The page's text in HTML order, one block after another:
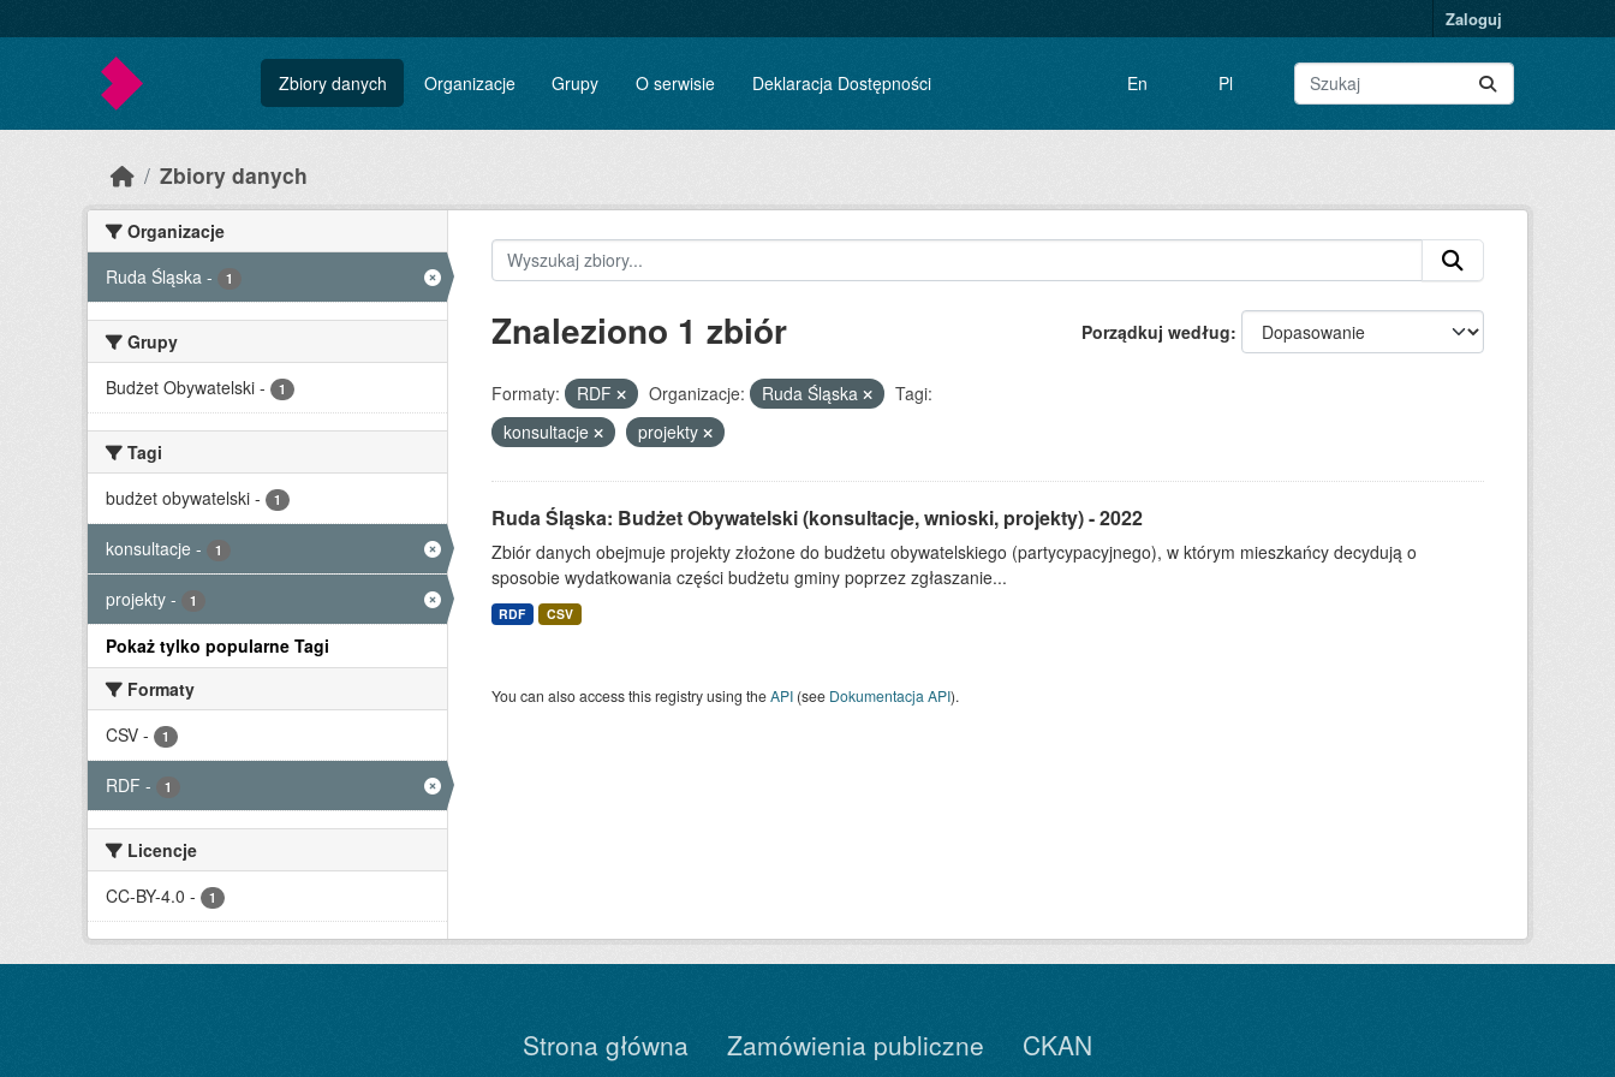
Zaloguj
Zbiory danych Organizacje Grupy O serwisie Deklaracja Dostępności En Pl
Zbiory danych
Organizacje
Ruda Śląska - 1
Grupy
Budżet Obywatelski - 1
Tagi
budżet obywatelski - 1
konsultacje - 1
projekty - 1
Pokaż tylko popularne Tagi
Formaty
CSV - 1
RDF - 1
Licencje
CC-BY-4.0 - 1
Porządkuj według
Znaleziono 1 zbiór
Formaty: RDF Organizacje: Ruda Śląska
Tagi:
konsultacje
projekty
Ruda Śląska: Budżet Obywatelski (konsultacje, wnioski, projekty) - 2022
Zbiór danych obejmuje projekty złożone do budżetu obywatelskiego (partycypacyjnego), w którym mieszkańcy decydują o
sposobie wydatkowania części budżetu gminy poprzez zgłaszanie...
RDF CSV
You can also access this registry using theAPI(see Dokumentacja API).
Strona główna Zamówienia publiczne CKAN